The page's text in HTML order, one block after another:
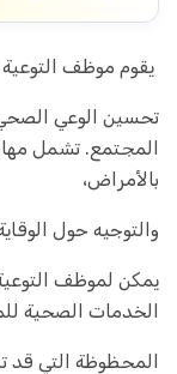
یقوم موظف
تحسین الوعي الصحي
المجتمع. تشمل
بالأمراض،
والتوجیه حول
یمکن لموظف
الخدمات الصحیة
المحظوظة التي قد